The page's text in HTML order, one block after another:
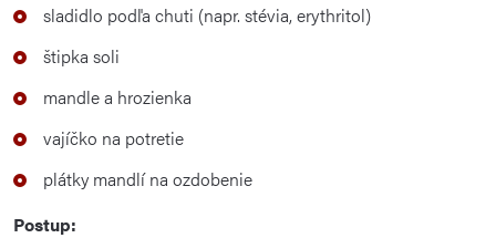
sladidlo podľa chuti (napr. stévia, erythritol)
štipka soli
mandle a hrozienka
vajíčko na potretie
plátky mandlí na ozdobenie
Postup: